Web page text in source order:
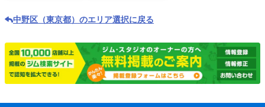
中野区（東京都）のエリア選択に戻る